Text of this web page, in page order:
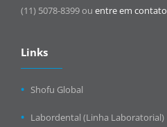
(11) 5078-8399 ou entre em contato
Links
Shofu Global
Labordental (Linha Laboratorial)